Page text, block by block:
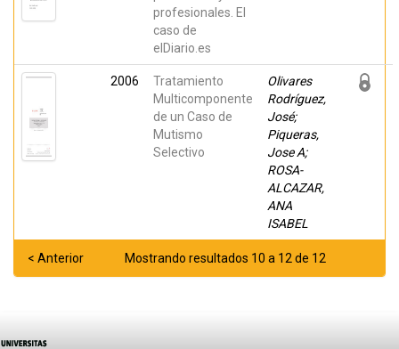
profesionales. El
caso de
elDiario.es
2006
Tratamiento
Multicomponente
de un Caso de
Mutismo
Selectivo
Olivares
Rodríguez,
José;
Piqueras,
Jose A;
ROSA-
ALCAZAR,
ANA
ISABEL
Mostrando resultados 10 a 12 de 12
< Anterior